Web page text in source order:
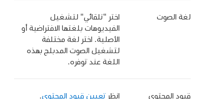
لغة الصوت
اختر "تلقائي" لتشغيل
الفيديوهات بلغتها الافتراضية أو
الأصلية. اختر لغة مختلفة
لتشغيل الصوت المدبلج بهذه
اللغة عند توفره.
قيود المحتوى انظرتعيين قيود المحتوى.